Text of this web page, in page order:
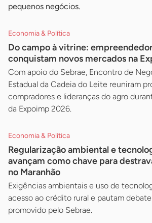
pequenos negócios.
Economia & Política
Do campo à vitrine:
conquistam novos mercados na
Com apoio do Sebrae, Encontro de
Estadual da Cadeia do Leite reuniram
compradores e lideranças do agro
da Expoimp 2026.
Economia & Política
Regularização ambiental e
avançam como chave para
no Maranhão
Exigências ambientais e uso de
acesso ao crédito rural e pautam
promovido pelo Sebrae.